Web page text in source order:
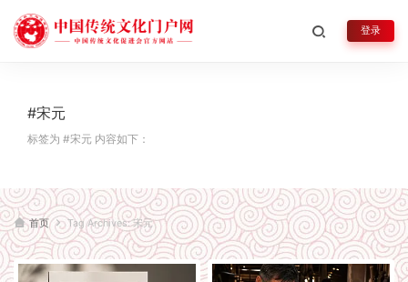
登录
#宋元
标签为 #宋元 内容如下：
首页 Tag Archives: 宋元